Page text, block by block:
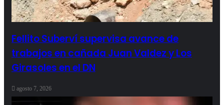
Fellito Suberví supervisa avance de
trabajos en cañada Juan Valdez y Los
Girasoles en el DN
agosto 7, 2026